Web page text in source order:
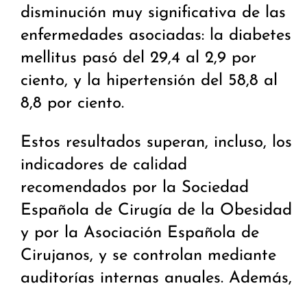
disminución muy significativa de las
enfermedades asociadas: la diabetes
mellitus pasó del 29,4 al 2,9 por
ciento, y la hipertensión del 58,8 al
8,8 por ciento.
Estos resultados superan, incluso, los
indicadores de calidad
recomendados por la Sociedad
Española de Cirugía de la Obesidad
y por la Asociación Española de
Cirujanos, y se controlan mediante
auditorías internas anuales. Además,